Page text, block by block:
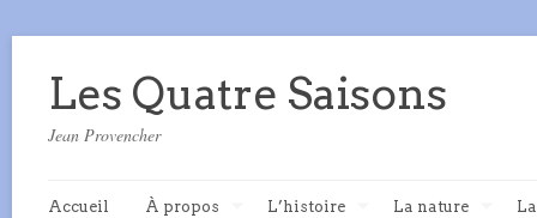
Les Quatre Saisons
Jean Provencher
Accueil À propos L’histoire La nature